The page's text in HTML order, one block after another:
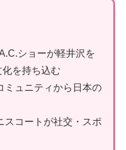
ショーが軽井沢を
を持ち込む
ミュニティから日本の
スコートが社交・スポ